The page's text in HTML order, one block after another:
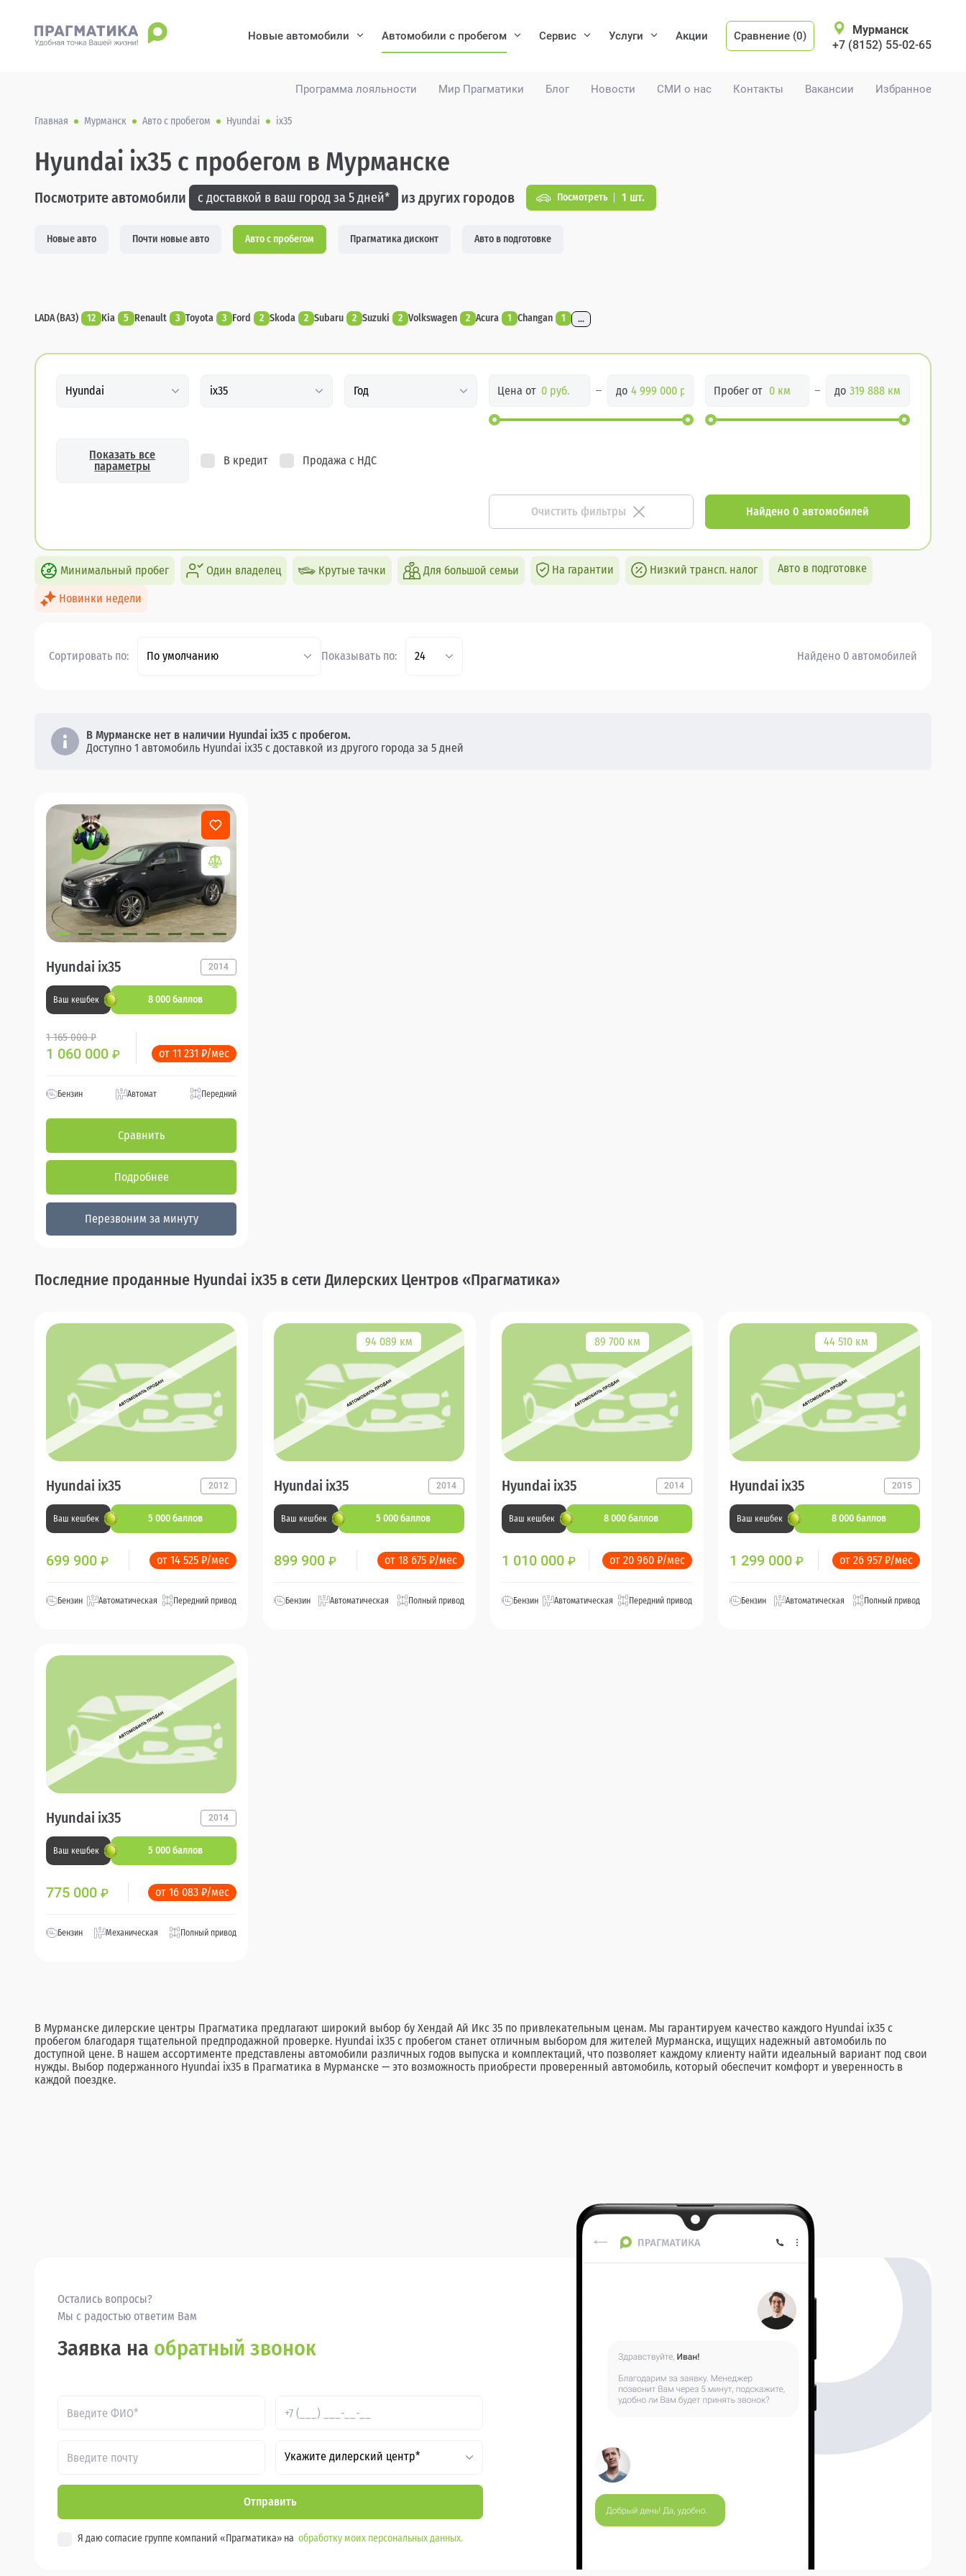
Программа лояльности Мир Прагматики Блог Новости СМИ о нас Контакты Вакансии Избранное
Новые автомобили Автомобили с пробегом Сервис Услуги Акции Сравнение (0)
Мурманск
+7 (8152) 55-02-65
Главная Мурманск Авто с пробегом Hyundai ix35
Hyundai ix35 с пробегом в Мурманске
Посмотрите автомобили с доставкой в ваш город за 5 дней* из других городов Посмотреть 1 шт.
Новые авто Почти новые авто Авто с пробегом Прагматика дисконт Авто в подготовке
LADA (ВАЗ) 12 Kia 5 Renault 3 Toyota 3 Ford 2 Skoda 2 Subaru 2 Suzuki 2 Volkswagen 2 Acura 1 Changan 1 ...
Hyundai ix35 Год Цена от до Пробег от до
Показать все
параметры
В кредит Продажа с НДС
Очистить фильтры Найдено 0 автомобилей
Минимальный пробег Один владелец Крутые тачки Для большой семьи На гарантии Низкий трансп. налог Авто в подготовке
Новинки недели
Сортировать по: По умолчанию Показывать по: 24 Найдено 0 автомобилей
В Мурманске нет в наличии Hyundai ix35 с пробегом.
Доступно 1 автомобиль Hyundai ix35 с доставкой из другого города за 5 дней
Hyundai ix35 2014
Ваш кешбек 8 000 баллов
1 165 000 ₽
1 060 000 ₽ от 11 231 ₽/мес
Бензин Автомат Передний
Сравнить
Подробнее
Перезвоним за минуту
Последние проданные Hyundai ix35 в сети Дилерских Центров «Прагматика»
Hyundai ix35 2012
Ваш кешбек 5 000 баллов
699 900 ₽ от 14 525 ₽/мес
Бензин Автоматическая Передний привод
94 089 км
Hyundai ix35 2014
Ваш кешбек 5 000 баллов
899 900 ₽ от 18 675 ₽/мес
Бензин Автоматическая Полный привод
89 700 км
Hyundai ix35 2014
Ваш кешбек 8 000 баллов
1 010 000 ₽ от 20 960 ₽/мес
Бензин Автоматическая Передний привод
44 510 км
Hyundai ix35 2015
Ваш кешбек 8 000 баллов
1 299 000 ₽ от 26 957 ₽/мес
Бензин Автоматическая Полный привод
Hyundai ix35 2014
Ваш кешбек 5 000 баллов
775 000 ₽ от 16 083 ₽/мес
Бензин Механическая Полный привод
В Мурманске дилерские центры Прагматика предлагают широкий выбор бу Хендай Ай Икс 35 по привлекательным ценам. Мы гарантируем качество каждого Hyundai ix35 с
пробегом благодаря тщательной предпродажной проверке. Hyundai ix35 с пробегом станет отличным выбором для жителей Мурманска, ищущих надежный автомобиль по
доступной цене. В нашем ассортименте представлены автомобили различных годов выпуска и комплектаций, что позволяет каждому клиенту найти идеальный вариант под свои
нужды. Выбор подержанного Hyundai ix35 в Прагматика в Мурманске — это возможность приобрести проверенный автомобиль, который обеспечит комфорт и уверенность в
каждой поездке.
Остались вопросы?
Мы с радостью ответим Вам
Заявка на обратный звонок
Укажите дилерский центр*
Отправить
Я даю согласие группе компаний «Прагматика» на обработку моих персональных данных.